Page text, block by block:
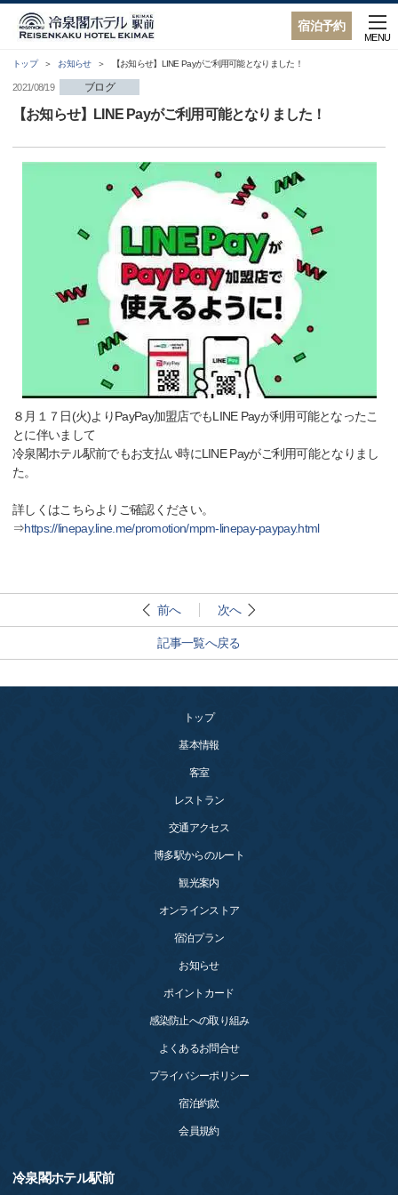
宿泊予約
MENU
トップ お知らせ 【お知らせ】LINE Payがご利用可能となりました！
2021/08/19 ブログ
【お知らせ】LINE Payがご利用可能となりました！
８月１７日(火)よりPayPay加盟店でもLINE Payが利用可能となったこ
とに伴いまして
冷泉閣ホテル駅前でもお支払い時にLINE Payがご利用可能となりまし
た。
詳しくはこちらよりご確認ください。
⇒https://linepay.line.me/promotion/mpm-linepay-paypay.html
前へ 次へ
記事一覧へ戻る
トップ
基本情報
客室
レストラン
交通アクセス
博多駅からのルート
観光案内
オンラインストア
宿泊プラン
お知らせ
ポイントカード
感染防止への取り組み
よくあるお問合せ
プライバシーポリシー
宿泊約款
会員規約
冷泉閣ホテル駅前